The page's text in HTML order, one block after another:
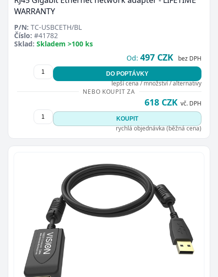
WARRANTY
P/N: TC-USBCETH/BL
Číslo: #41782
Sklad: Skladem >100 ks
Od: 497 CZK bez DPH
DO POPTÁVKY
lepší cena / množství / alternativy
NEBO KOUPIT ZA
618 CZK vč. DPH
KOUPIT
rychlá objednávka (běžná cena)